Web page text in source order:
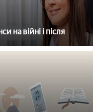
на війні і після